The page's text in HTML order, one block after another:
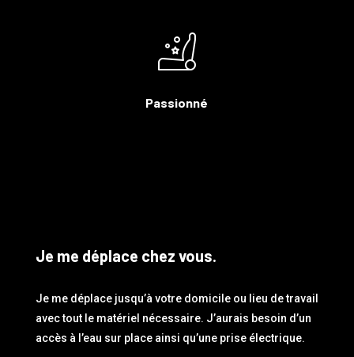
Passionné
Je me déplace chez vous.
Je me déplace jusqu’à votre domicile ou lieu de travail
avec tout le matériel nécessaire. J’aurais besoin d’un
accès à l’eau sur place ainsi qu’une prise électrique.